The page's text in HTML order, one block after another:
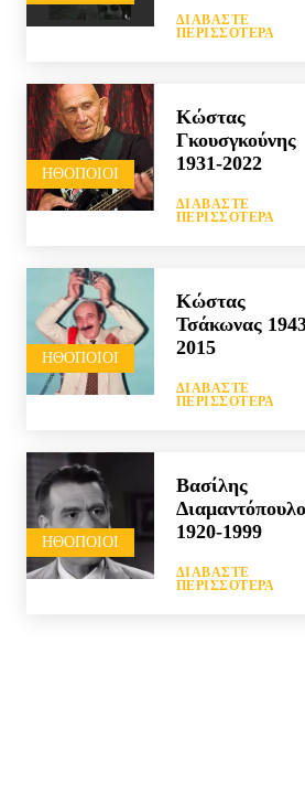
ΔΙΑΒΆΣΤΕ
ΠΕΡΙΣΣΌΤΕΡΑ
HΘΟΠΟΙΟΊ
Κώστας
Γκουσγκούνης
1931-2022
ΔΙΑΒΆΣΤΕ
ΠΕΡΙΣΣΌΤΕΡΑ
HΘΟΠΟΙΟΊ
Κώστας
Τσάκωνας
2015
ΔΙΑΒΆΣΤΕ
ΠΕΡΙΣΣΌΤΕΡΑ
HΘΟΠΟΙΟΊ
Βασίλης
1920-1999
ΔΙΑΒΆΣΤΕ
ΠΕΡΙΣΣΌΤΕΡΑ